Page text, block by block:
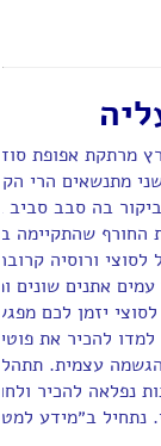
אפופת סוד,
הרי
בה סבב
לסוצי ורוסיה
אתנים שונים
יזמן לכם
להכיר את
הזדמנות נפלאה
ב״מידע